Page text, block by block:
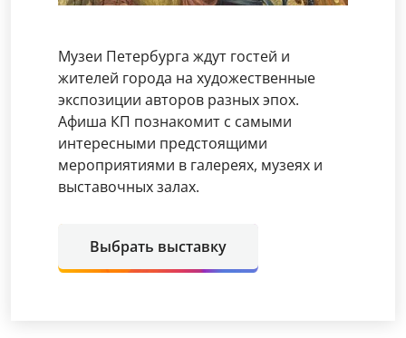
Музеи Петербурга ждут гостей и
жителей города на художественные
экспозиции авторов разных эпох.
Афиша КП познакомит с самыми
интересными предстоящими
мероприятиями в галереях, музеях и
выставочных залах.
Выбрать выставку